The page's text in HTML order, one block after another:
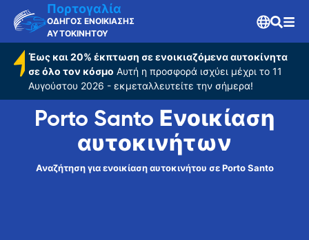
Πορτογαλία
ΟΔΗΓΟΣ ΕΝΟΙΚΙΑΣΗΣ
ΑΥΤΟΚΙΝΗΤΟΥ
Έως και 20% έκπτωση σε ενοικιαζόμενα αυτοκίνητα
σε όλο τον κόσμο Αυτή η προσφορά ισχύει μέχρι το 11
Αυγούστου 2026 - εκμεταλλευτείτε την σήμερα!
Porto Santo Ενοικίαση
αυτοκινήτων
Αναζήτηση για ενοικίαση αυτοκινήτου σε Porto Santo